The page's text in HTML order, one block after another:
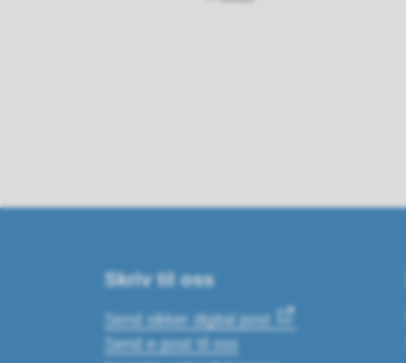
Skriv til oss
Send sikker digital post
Send e-post til oss